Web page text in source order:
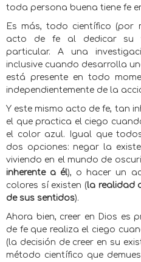
toda persona buena tiene fe
Es más, todo científico (por
acto de fe al dedicar su
particular. A una
inclusive cuando desarrolla
está presente en todo
independientemente de la
Y este mismo acto de fe, tan
el que practica el ciego
el color azul. Igual que
dos opciones: negar la
viviendo en el mundo de
inherente a él), o hacer un
colores sí existen (la realidad
de sus sentidos).
Ahora bien, creer en Dios es
de fe que realiza el ciego
(la decisión de creer en su
método científico que